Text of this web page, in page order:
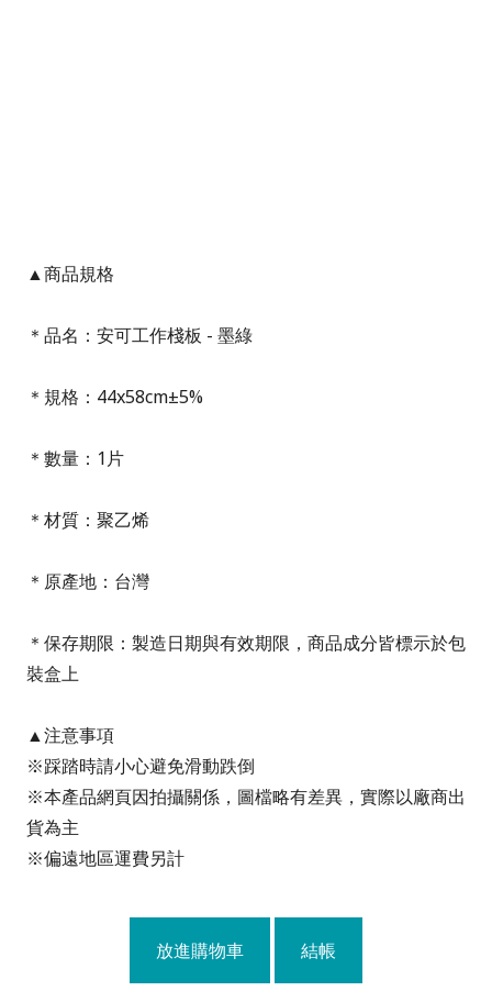
▲商品規格
＊品名：安可工作棧板 - 墨綠
＊規格：44x58cm±5%
＊數量：1片
＊材質：聚乙烯
＊原產地：台灣
＊保存期限：製造日期與有效期限，商品成分皆標示於包
裝盒上
▲注意事項
※踩踏時請小心避免滑動跌倒
※本產品網頁因拍攝關係，圖檔略有差異，實際以廠商出
貨為主
※偏遠地區運費另計
放進購物車 結帳